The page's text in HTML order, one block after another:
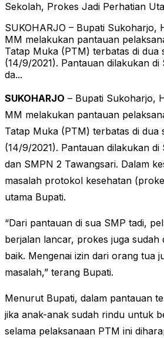
SUKOHARJO – Bupati Sukoharjo,
MM melakukan pantauan
Tatap Muka (PTM) terbatas di dua
(14/9/2021). Pantauan dilakukan
da...
SUKOHARJO – Bupati Sukoharjo,
MM melakukan pantauan
Tatap Muka (PTM) terbatas di dua
(14/9/2021). Pantauan dilakukan
dan SMPN 2 Tawangsari. Dalam
masalah protokol kesehatan
utama Bupati.
“Dari pantauan di sua SMP tadi,
berjalan lancar, prokes juga sudah
baik. Mengenai izin dari orang tua
masalah,” terang Bupati.
Menurut Bupati, dalam pantauan
jika anak-anak sudah rindu untuk
selama pelaksanaan PTM ini